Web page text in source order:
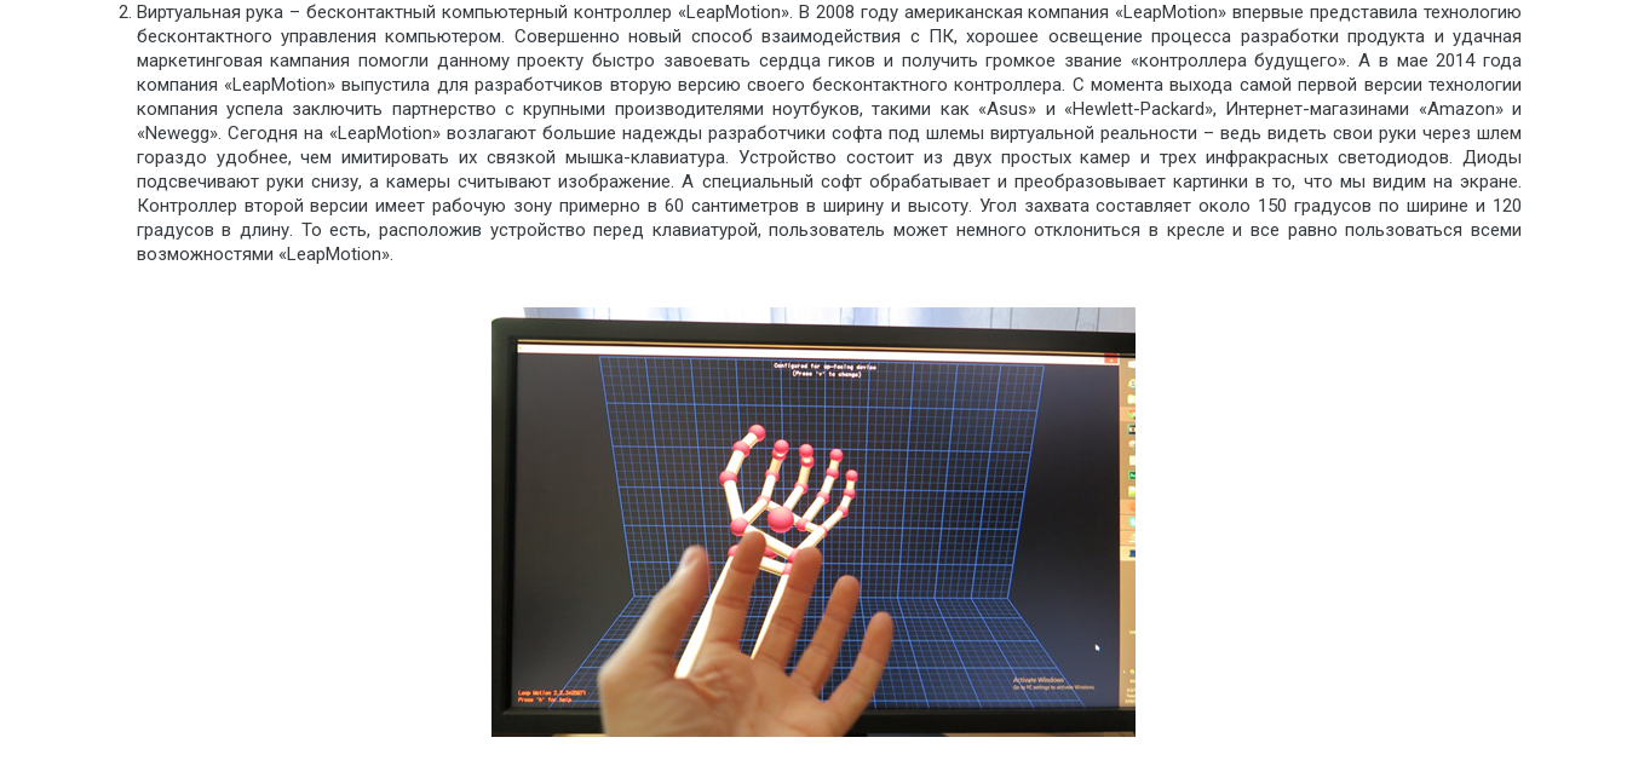
Виртуальная рука – бесконтактный компьютерный контроллер «LeapMotion». В 2008 году американская компания «LeapMotion» впервые представила технологию
бесконтактного управления компьютером. Совершенно новый способ взаимодействия с ПК, хорошее освещение процесса разработки продукта и удачная
маркетинговая кампания помогли данному проекту быстро завоевать сердца гиков и получить громкое звание «контроллера будущего». А в мае 2014 года
компания «LeapMotion» выпустила для разработчиков вторую версию своего бесконтактного контроллера. С момента выхода самой первой версии технологии
компания успела заключить партнерство с крупными производителями ноутбуков, такими как «Asus» и «Hewlett-Packard», Интернет-магазинами «Amazon» и
«Newegg». Сегодня на «LeapMotion» возлагают большие надежды разработчики софта под шлемы виртуальной реальности – ведь видеть свои руки через шлем
гораздо удобнее, чем имитировать их связкой мышка-клавиатура. Устройство состоит из двух простых камер и трех инфракрасных светодиодов. Диоды
подсвечивают руки снизу, а камеры считывают изображение. А специальный софт обрабатывает и преобразовывает картинки в то, что мы видим на экране.
Контроллер второй версии имеет рабочую зону примерно в 60 сантиметров в ширину и высоту. Угол захвата составляет около 150 градусов по ширине и 120
градусов в длину. То есть, расположив устройство перед клавиатурой, пользователь может немного отклониться в кресле и все равно пользоваться всеми
возможностями «LeapMotion».